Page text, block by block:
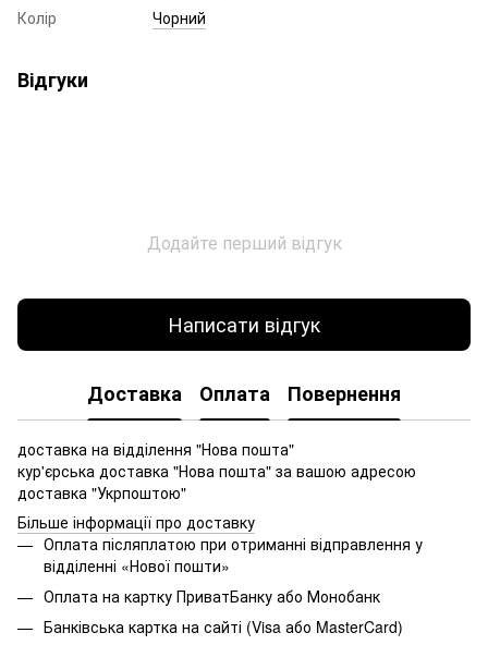
Колір
Чорний
Відгуки
Додайте перший відгук
Написати відгук
Доставка Оплата Повернення
доставка на відділення "Нова пошта"
кур'єрська доставка "Нова пошта" за вашою адресою
доставка "Укрпоштою"
Більше інформації про доставку
Оплата післяплатою при отриманні відправлення у
відділенні «Нової пошти»
Оплата на картку ПриватБанку або Монобанк
Банківська картка на сайті (Visa або MasterCard)